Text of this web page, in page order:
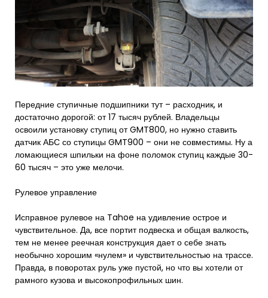
Передние ступичные подшипники тут – расходник, и
достаточно дорогой: от 17 тысяч рублей. Владельцы
освоили установку ступиц от GMT800, но нужно ставить
датчик АБС со ступицы GMT900 – они не совместимы. Ну а
ломающиеся шпильки на фоне поломок ступиц каждые 30-
60 тысяч – это уже мелочи.
Рулевое управление
Исправное рулевое на Tahoe на удивление острое и
чувствительное. Да, все портит подвеска и общая валкость,
тем не менее реечная конструкция дает о себе знать
необычно хорошим «нулем» и чувствительностью на трассе.
Правда, в поворотах руль уже пустой, но что вы хотели от
рамного кузова и высокопрофильных шин.